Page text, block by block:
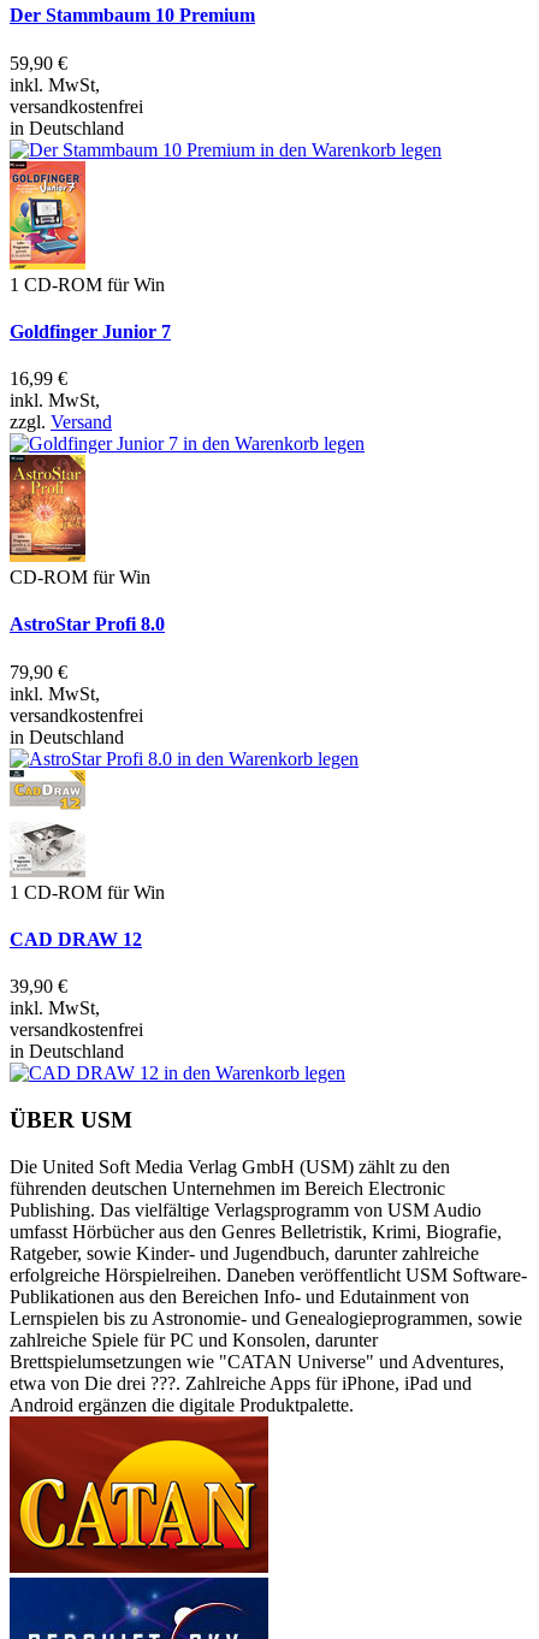
Der Stammbaum 10 Premium
59,90 €
inkl. MwSt,
versandkostenfrei
in Deutschland
1 CD-ROM für Win
Goldfinger Junior 7
16,99 €
inkl. MwSt,
zzgl. Versand
CD-ROM für Win
AstroStar Profi 8.0
79,90 €
inkl. MwSt,
versandkostenfrei
in Deutschland
1 CD-ROM für Win
CAD DRAW 12
39,90 €
inkl. MwSt,
versandkostenfrei
in Deutschland
ÜBER USM
Die United Soft Media Verlag GmbH (USM) zählt zu den
führenden deutschen Unternehmen im Bereich Electronic
Publishing. Das vielfältige Verlagsprogramm von USM Audio
umfasst Hörbücher aus den Genres Belletristik, Krimi, Biografie,
Ratgeber, sowie Kinder- und Jugendbuch, darunter zahlreiche
erfolgreiche Hörspielreihen. Daneben veröffentlicht USM Software-
Publikationen aus den Bereichen Info- und Edutainment von
Lernspielen bis zu Astronomie- und Genealogieprogrammen, sowie
zahlreiche Spiele für PC und Konsolen, darunter
Brettspielumsetzungen wie "CATAN Universe" und Adventures,
etwa von Die drei ???. Zahlreiche Apps für iPhone, iPad und
Android ergänzen die digitale Produktpalette.